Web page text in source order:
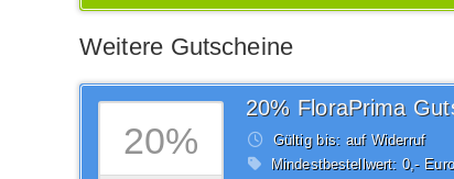
Weitere Gutscheine
20%
20% FloraPrima
Gültig bis: auf Widerruf
Mindestbestellwert: 0,- Euro